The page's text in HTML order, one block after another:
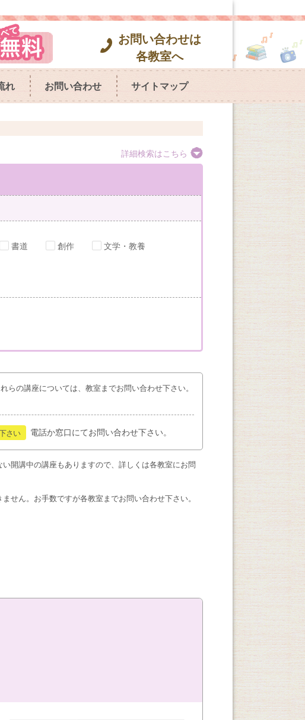
お問い合わせは
各教室へ
れ お問い合わせ サイトマップ
詳細検索はこちら
書道 創作 文学・教養
らの講座については、教室までお問い合わせ下さい。
さい 電話か窓口にてお問い合わせ下さい。
開講中の講座もありますので、詳しくは各教室にお問
せん。お手数ですが各教室までお問い合わせ下さい。